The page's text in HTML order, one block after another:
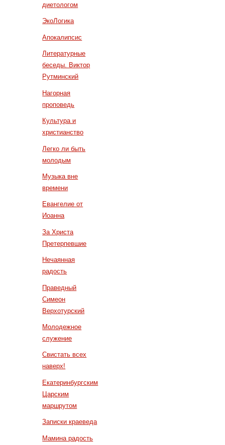
диетологом
ЭкоЛогика
Апокалипсис
Литературные
беседы. Виктор
Рутминский
Нагорная
проповедь
Культура и
христианство
Легко ли быть
молодым
Музыка вне
времени
Евангелие от
Иоанна
За Христа
Претерпевшие
Нечаянная
радость
Праведный
Симеон
Верхотурский
Молодежное
служение
Свистать всех
наверх!
Екатеринбургским
Царским
маршрутом
Записки краеведа
Мамина радость